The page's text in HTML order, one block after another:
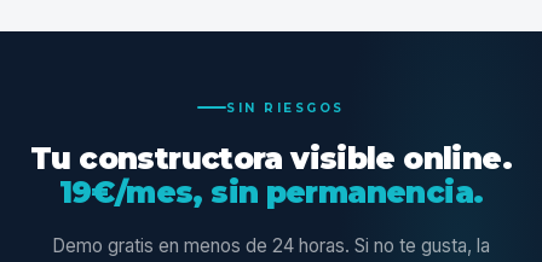
SIN RIESGOS
Tu constructora visible online.
19€/mes, sin permanencia.
Demo gratis en menos de 24 horas. Si no te gusta, la